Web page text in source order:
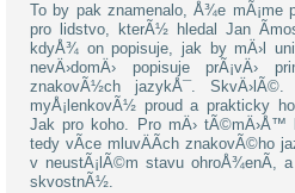
To by pak znamenalo, Å¾e mÃ¡me
pro lidstvo, kterÃ½ hledal Jan
kdyÅ¾ on popisuje, jak by mÄ›l
nevÄ›domÄ› popisuje prÃ¡vÄ›
znakovÃ½ch jazykÅ¯.
myÅ¡lenkovÃ½ proud a prakticky
Jak pro koho. Pro mÄ› tÃ©mÄ›Å™
tedy vÃ­ce mluvÄÃ­ch znakovÃ©ho
v neustÃ¡lÃ©m stavu ohroÅ¾enÃ­,
skvostnÃ½.